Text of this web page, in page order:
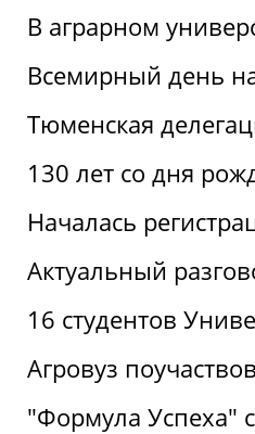
В аграрном
Всемирный день
Тюменская
130 лет со дня
Началась
Актуальный
16 студентов
Агровуз
"Формула Успеха"